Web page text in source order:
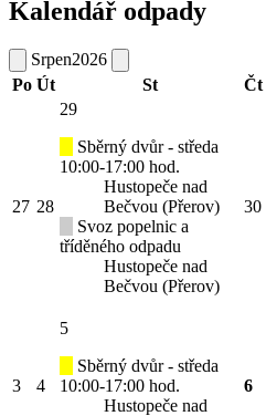
Kalendář odpady
Srpen2026
Po Út St Čt
27 28
29
Sběrný dvůr - středa
10:00-17:00 hod.
Hustopeče nad
Bečvou (Přerov)
Svoz popelnic a
tříděného odpadu
Hustopeče nad
Bečvou (Přerov)
30
3 4
5
Sběrný dvůr - středa
10:00-17:00 hod.
Hustopeče nad
6